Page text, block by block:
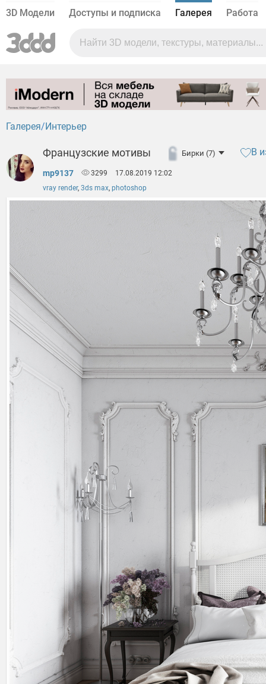
3D Модели Доступы и подписка Галерея Работа
Галерея Интерьер
Французские мотивы Бирки (7) В
mp9137 3299
17.08.2019 12:02
vray render, 3ds max, photoshop